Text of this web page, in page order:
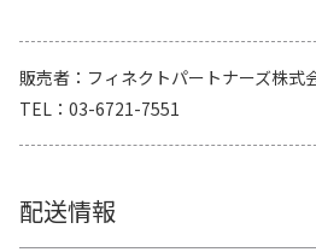
販売者
フィネクトパートナーズ株式
TEL
03-6721-7551
配送情報